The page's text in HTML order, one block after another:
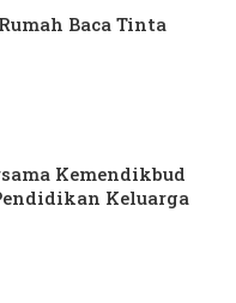
Baca Tinta
Kemendikbud
Keluarga